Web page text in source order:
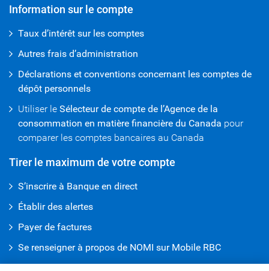
Information sur le compte
Taux d’intérêt sur les comptes
Autres frais d’administration
Déclarations et conventions concernant les comptes de
dépôt personnels
Utiliser le Sélecteur de compte de l’Agence de la
consommation en matière financière du Canada pour
comparer les comptes bancaires au Canada
Tirer le maximum de votre compte
S’inscrire à Banque en direct
Établir des alertes
Payer de factures
Se renseigner à propos de NOMI sur Mobile RBC